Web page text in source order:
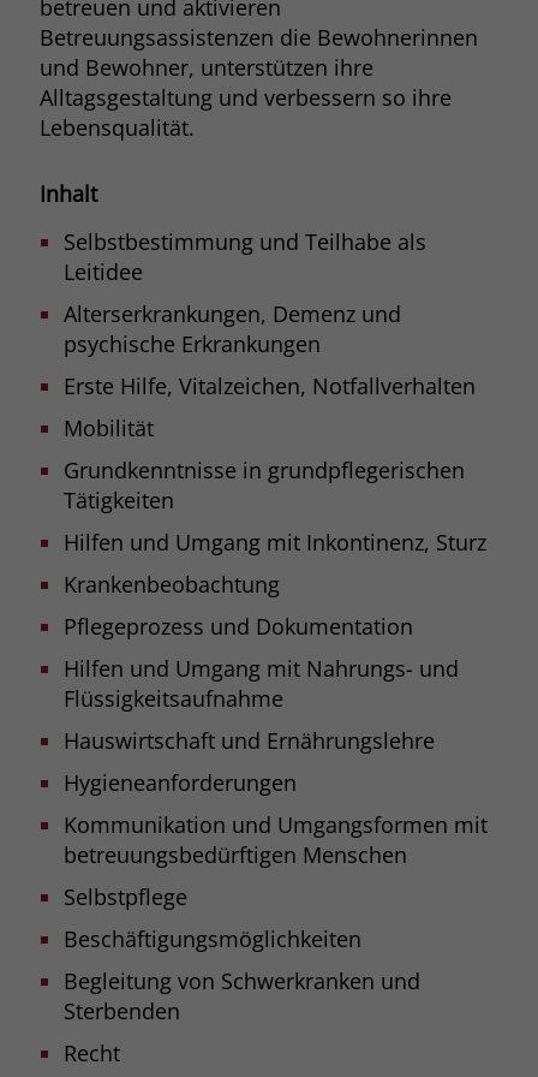
betreuen und aktivieren
Betreuungsassistenzen die Bewohnerinnen
und Bewohner, unterstützen ihre
Alltagsgestaltung und verbessern so ihre
Lebensqualität.
Inhalt
Selbstbestimmung und Teilhabe als
Leitidee
Alterserkrankungen, Demenz und
psychische Erkrankungen
Erste Hilfe, Vitalzeichen, Notfallverhalten
Mobilität
Grundkenntnisse in grundpflegerischen
Tätigkeiten
Hilfen und Umgang mit Inkontinenz, Sturz
Krankenbeobachtung
Pflegeprozess und Dokumentation
Hilfen und Umgang mit Nahrungs- und
Flüssigkeitsaufnahme
Hauswirtschaft und Ernährungslehre
Hygieneanforderungen
Kommunikation und Umgangsformen mit
betreuungsbedürftigen Menschen
Selbstpflege
Beschäftigungsmöglichkeiten
Begleitung von Schwerkranken und
Sterbenden
Recht
Name PHPSESSID
Anbieter stiftung-liebenau.de
allen Seitenanfragen bei.
Zweck
Browsers und die Einstellungen
exklusiv für diese Website zu speichern.
Dadurch wird gewährleistet, dass
Aktionen, die bei späteren Besuchen
derselben Website durchgeführt
Name _clsk
Anbieter www.clarity.ms
Laufzeit
Zweck
zu speichern und in einer einzigen
Sitzungsaufzeichnung